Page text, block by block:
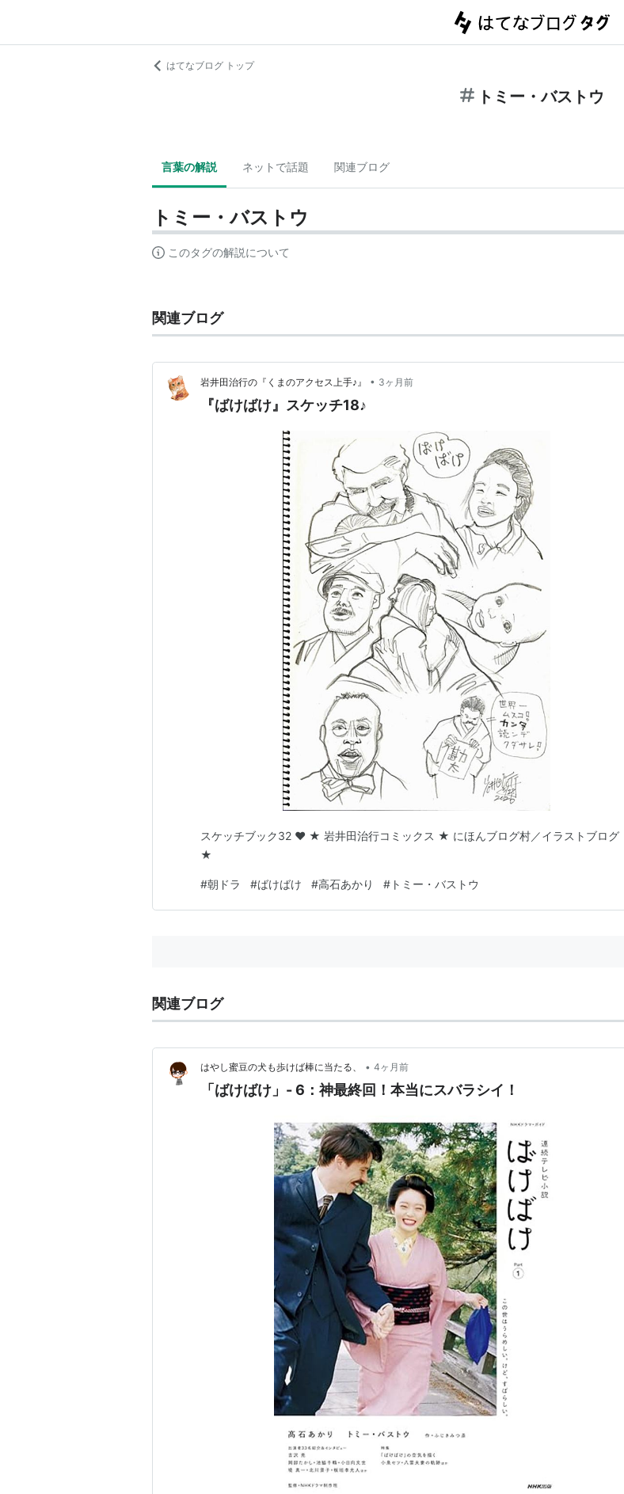
はてなブログ トップ
トミー・バストウ
言葉の解説 ネットで話題 関連ブログ
トミー・バストウ
このタグの解説について
関連ブログ
岩井田治行の『くまのアクセス上手♪』 • 3ヶ月前
『ばけばけ』スケッチ18♪
スケッチブック32 ♥ ★ 岩井田治行コミックス ★ にほんブログ村／イラストブログ
★
#朝ドラ #ばけばけ #高石あかり # トミー・バストウ
関連ブログ
はやし蜜豆の犬も歩けば棒に当たる、 • 4ヶ月前
「ばけばけ」- 6：神最終回！本当にスバラシイ！